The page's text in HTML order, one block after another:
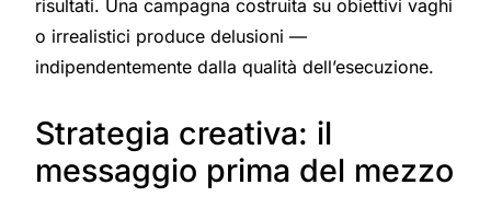
risultati. Una campagna costruita su obiettivi vaghi
o irrealistici produce delusioni —
indipendentemente dalla qualità dell’esecuzione.
Strategia creativa: il
messaggio prima del mezzo